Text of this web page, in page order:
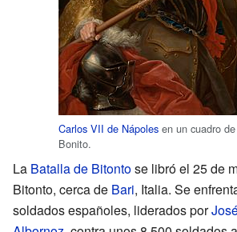
Carlos VII de Nápoles en un cuadro
Bonito.
La Batalla de Bitontose libró el 25 de
Bitonto, cerca de Bari, Italia. Se
soldados españoles, liderados por